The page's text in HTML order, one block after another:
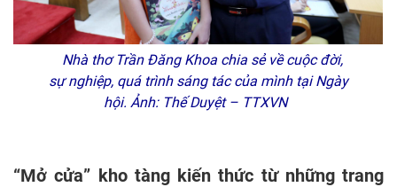
Nhà thơ Trần Đăng Khoa chia sẻ về cuộc đời,
sự nghiệp, quá trình sáng tác của mình tại Ngày
hội. Ảnh: Thế Duyệt – TTXVN
“Mở cửa” kho tàng kiến thức từ những trang